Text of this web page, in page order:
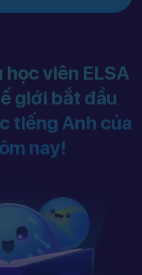
viên ELSA
giới bắt đầu
tiếng Anh của
nay!